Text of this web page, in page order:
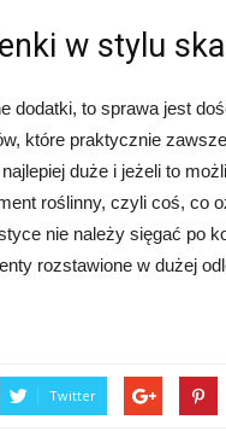
w stylu
dodatki, to sprawa jest
które praktycznie
duże i jeżeli to
roślinny, czyli coś, co
nie należy sięgać po
rozstawione w dużej
Twitter